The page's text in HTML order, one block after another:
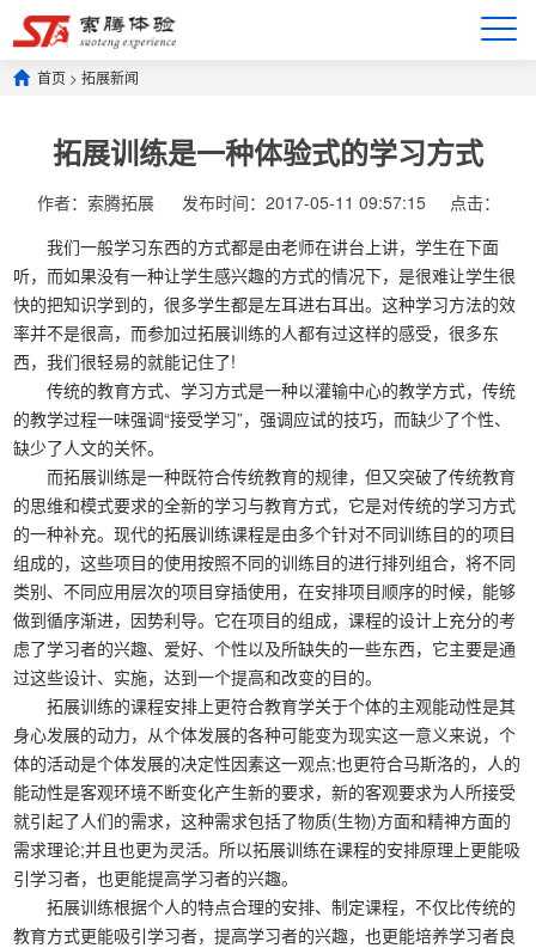
首页 >拓展新闻
拓展训练是一种体验式的学习方式
作者：索腾拓展 发布时间：2017-05-11 09:57:15
点击：
我们一般学习东西的方式都是由老师在讲台上讲，学生在下面
听，而如果没有一种让学生感兴趣的方式的情况下，是很难让学生很
快的把知识学到的，很多学生都是左耳进右耳出。这种学习方法的效
率并不是很高，而参加过拓展训练的人都有过这样的感受，很多东
西，我们很轻易的就能记住了!
传统的教育方式、学习方式是一种以灌输中心的教学方式，传统
的教学过程一味强调“接受学习”，强调应试的技巧，而缺少了个性、
缺少了人文的关怀。
而拓展训练是一种既符合传统教育的规律，但又突破了传统教育
的思维和模式要求的全新的学习与教育方式，它是对传统的学习方式
的一种补充。现代的拓展训练课程是由多个针对不同训练目的的项目
组成的，这些项目的使用按照不同的训练目的进行排列组合，将不同
类别、不同应用层次的项目穿插使用，在安排项目顺序的时候，能够
做到循序渐进，因势利导。它在项目的组成，课程的设计上充分的考
虑了学习者的兴趣、爱好、个性以及所缺失的一些东西，它主要是通
过这些设计、实施，达到一个提高和改变的目的。
拓展训练的课程安排上更符合教育学关于个体的主观能动性是其
身心发展的动力，从个体发展的各种可能变为现实这一意义来说，个
体的活动是个体发展的决定性因素这一观点;也更符合马斯洛的，人的
能动性是客观环境不断变化产生新的要求，新的客观要求为人所接受
就引起了人们的需求，这种需求包括了物质(生物)方面和精神方面的
需求理论;并且也更为灵活。所以拓展训练在课程的安排原理上更能吸
引学习者，也更能提高学习者的兴趣。
拓展训练根据个人的特点合理的安排、制定课程，不仅比传统的
教育方式更能吸引学习者，提高学习者的兴趣，也更能培养学习者良